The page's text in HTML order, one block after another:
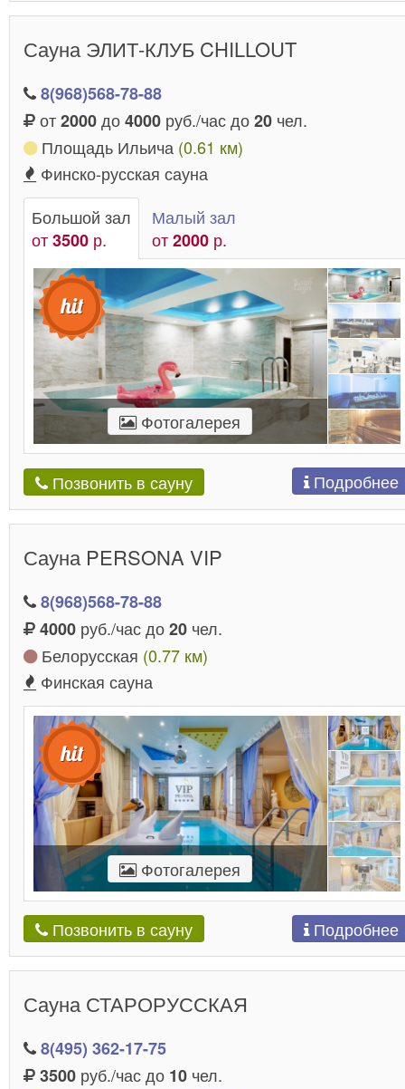
прекрасный отдых, где заодно с оздоровлением
можно великолепно и душевно пообщаться в
и комфортной обстановке.
Сауна ЭЛИТ-КЛУБ CHILLOUT
8(968)568-78-88
от2000до4000 руб./час до20 чел.
Площадь Ильича (0.61 км)
Финско-русская сауна
Большой зал
от3500 р.
Малый зал
от2000 р.
Фотогалерея
Позвонить в сауну Подробнее
Сауна PERSONA VIP
8(968)568-78-88
4000 руб./час до20 чел.
Белорусская (0.77 км)
Финская сауна
Фотогалерея
Позвонить в сауну Подробнее
Сауна СТАРОРУССКАЯ
8(495) 362-17-75
3500 руб./час до 10 чел.